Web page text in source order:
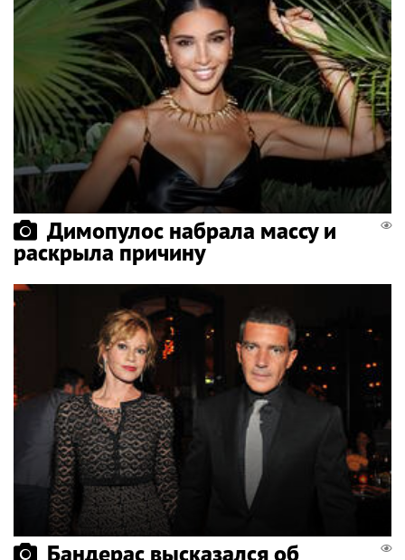
Димопулос набрала массу и
раскрыла причину
Бандерас высказался об